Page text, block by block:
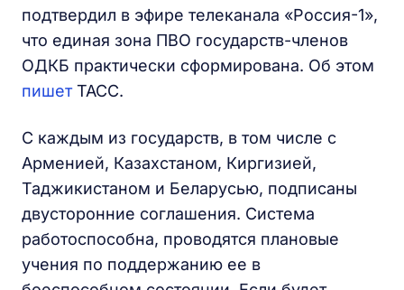
подтвердил в эфире телеканала «Россия-1»,
что единая зона ПВО государств-членов
ОДКБ практически сформирована. Об этом
пишетТАСС.
С каждым из государств, в том числе с
Арменией, Казахстаном, Киргизией,
Таджикистаном и Беларусью, подписаны
двусторонние соглашения. Система
работоспособна, проводятся плановые
учения по поддержанию ее в